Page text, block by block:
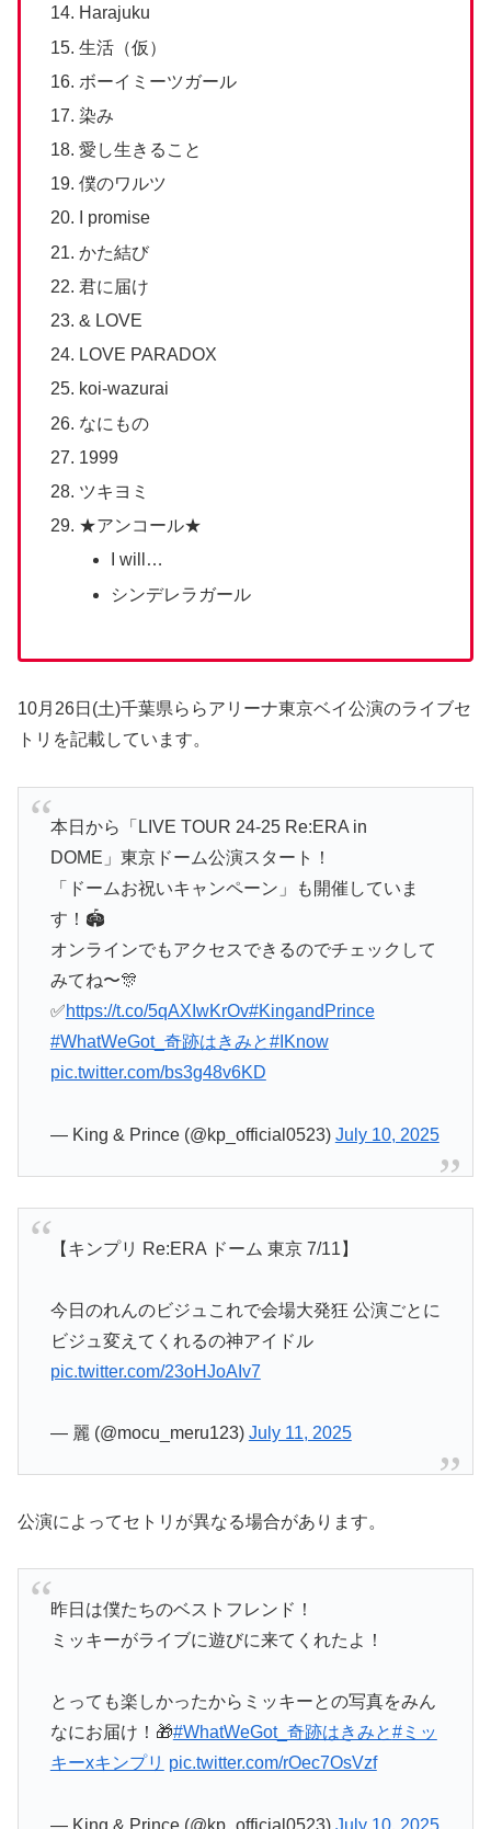
Harajuku
生活（仮）
ボーイミーツガール
染み
愛し生きること
僕のワルツ
I promise
かた結び
君に届け
& LOVE
LOVE PARADOX
koi-wazurai
なにもの
1999
ツキヨミ
★アンコール★
I will…
シンデレラガール
10月26日(土)千葉県ららアリーナ東京ベイ公演のライブセ
トリを記載しています。
本日から「LIVE TOUR 24-25 Re:ERA in
DOME」東京ドーム公演スタート！
「ドームお祝いキャンペーン」も開催していま
す！🏟️
オンラインでもアクセスできるのでチェックして
みてね〜🎊
✅https://t.co/5qAXIwKrOv#KingandPrince
#WhatWeGot_奇跡はきみと#IKnow
pic.twitter.com/bs3g48v6KD
— King & Prince (@kp_official0523) July 10, 2025
【キンプリ Re:ERA ドーム 東京 7/11】
今日のれんのビジュこれで会場大発狂 公演ごとに
ビジュ変えてくれるの神アイドル
pic.twitter.com/23oHJoAIv7
— 麗 (@mocu_meru123) July 11, 2025
公演によってセトリが異なる場合があります。
昨日は僕たちのベストフレンド！
ミッキーがライブに遊びに来てくれたよ！
とっても楽しかったからミッキーとの写真をみん
なにお届け！🎁#WhatWeGot_奇跡はきみと#ミッ
キーxキンプリ pic.twitter.com/rOec7OsVzf
— King & Prince (@kp_official0523) July 10, 2025